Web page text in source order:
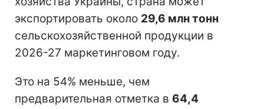
экспортировать около 29,6 млн тонн
сельскохозяйственной продукции в
2026-27 маркетинговом году.
Это на 54% меньше, чем
предварительная отметка в 64,4